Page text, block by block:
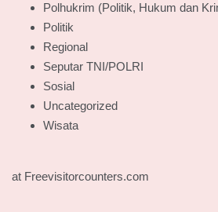
Polhukrim (Politik, Hukum dan
Politik
Regional
Seputar TNI/POLRI
Sosial
Uncategorized
Wisata
at Freevisitorcounters.com